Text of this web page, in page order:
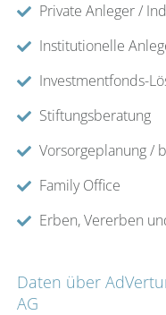
Private Anleger /
Institutionelle
Investmentfonds-
Stiftungsberatung
Vorsorgeplanung /
Family Office
Erben, Vererben
Daten über
AG